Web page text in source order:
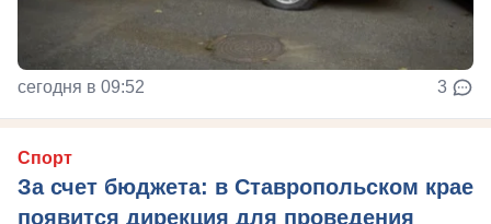
сегодня в 09:52 3
Спорт
За счет бюджета: в Ставропольском крае
появится дирекция для проведения